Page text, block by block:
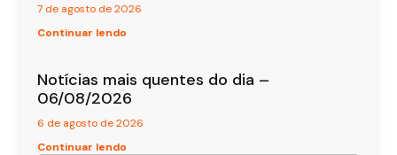
7 de agosto de 2026
Continuar lendo
Notícias mais quentes do dia –
06/08/2026
6 de agosto de 2026
Continuar lendo